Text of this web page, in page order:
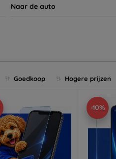
Naar de auto
Goedkoop Hogere prijzen
-10%